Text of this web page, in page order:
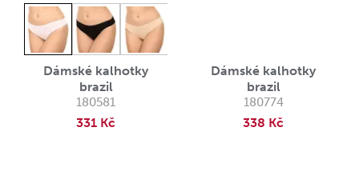
Dámské kalhotky
brazil
180581
331 Kč
Dámské kalhotky
brazil
180774
338 Kč